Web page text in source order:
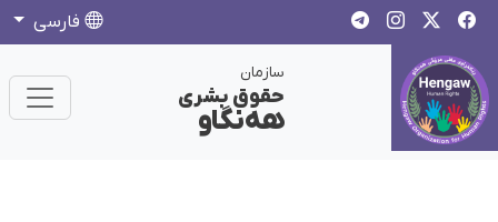
فارسی
سازمان
حقوق بشری
هەنگاو